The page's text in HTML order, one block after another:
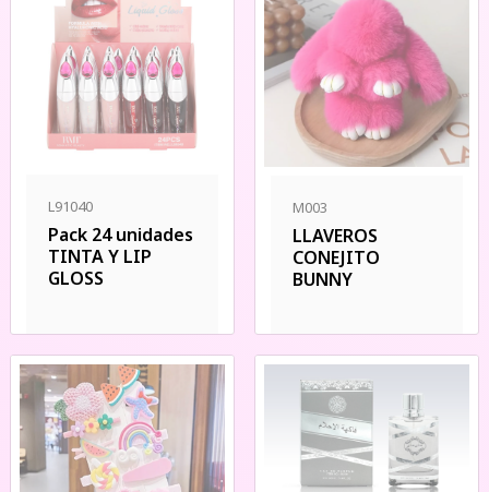
L91040
Pack 24 unidades
TINTA Y LIP
GLOSS
M003
LLAVEROS
CONEJITO
BUNNY